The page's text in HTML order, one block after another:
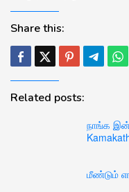
Share this:
Related posts:
நாங்க
மீண்டும்